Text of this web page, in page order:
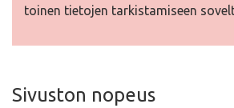
toinen tietojen tarkistamiseen
Sivuston nopeus